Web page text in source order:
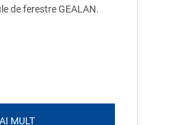
de ferestre GEALAN.
MULT